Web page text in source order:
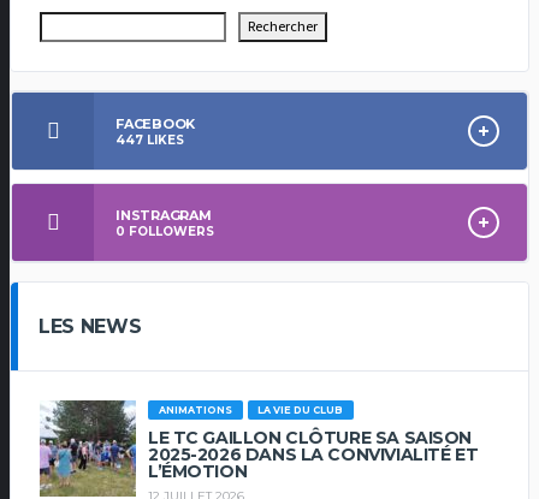
Rechercher
FACEBOOK
447 LIKES
INSTRAGRAM
0 FOLLOWERS
LES NEWS
ANIMATIONS LA VIE DU CLUB
LE TC GAILLON CLÔTURE SA SAISON
2025-2026 DANS LA CONVIVIALITÉ ET
L’ÉMOTION